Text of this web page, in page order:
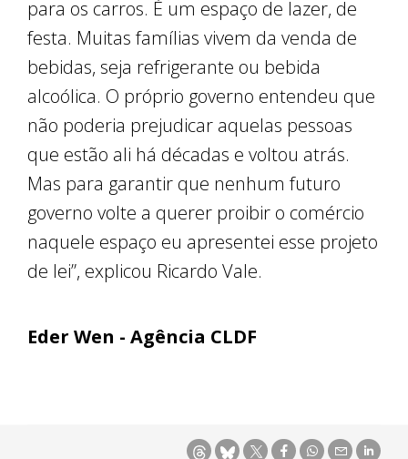
para os carros. É um espaço de lazer, de
festa. Muitas famílias vivem da venda de
bebidas, seja refrigerante ou bebida
alcoólica. O próprio governo entendeu que
não poderia prejudicar aquelas pessoas
que estão ali há décadas e voltou atrás.
Mas para garantir que nenhum futuro
governo volte a querer proibir o comércio
naquele espaço eu apresentei esse projeto
de lei”, explicou Ricardo Vale.
Eder Wen - Agência CLDF